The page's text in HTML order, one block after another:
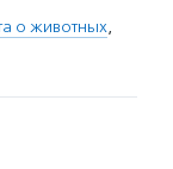
о животных,